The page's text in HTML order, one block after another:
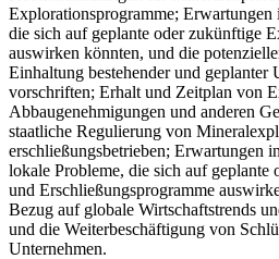
Explorationsprogramme;
die sich auf geplante oder zukünftige
auswirken könnten, und die
Einhaltung bestehender und geplanter
vorschriften; Erhalt und Zeitplan von
Abbaugenehmigungen und anderen
staatliche Regulierung von
erschließungsbetrieben; Erwartungen
lokale Probleme, die sich auf
und Erschließungsprogramme
Bezug auf globale Wirtschaftstrends
und die Weiterbeschäftigung von
Unternehmen.